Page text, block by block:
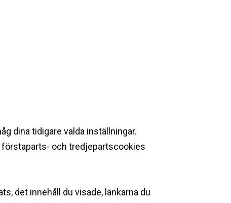
dina tidigare valda inställningar.
förstaparts- och tredjepartscookies
det innehåll du visade, länkarna du